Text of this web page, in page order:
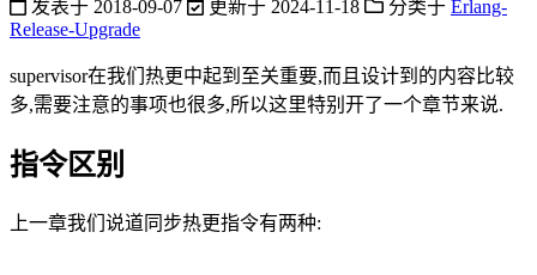
发表于 2018-09-07 更新于 2024-11-18 分类于 Erlang-
Release-Upgrade
supervisor在我们热更中起到至关重要,而且设计到的内容比较
多,需要注意的事项也很多,所以这里特别开了一个章节来说.
指令区别
上一章我们说道同步热更指令有两种: